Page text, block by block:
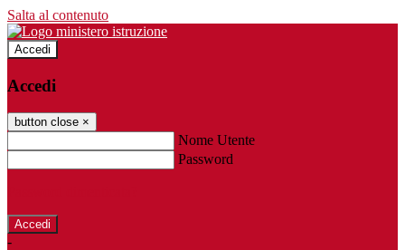
Salta al contenuto
Accedi
Accedi
button close ×
Nome Utente
Password
-